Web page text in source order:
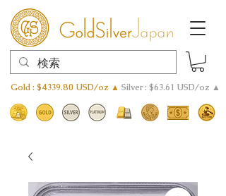
Gold : $4339.80 USD/oz ▲ Silver : $63.61 USD/oz ▲